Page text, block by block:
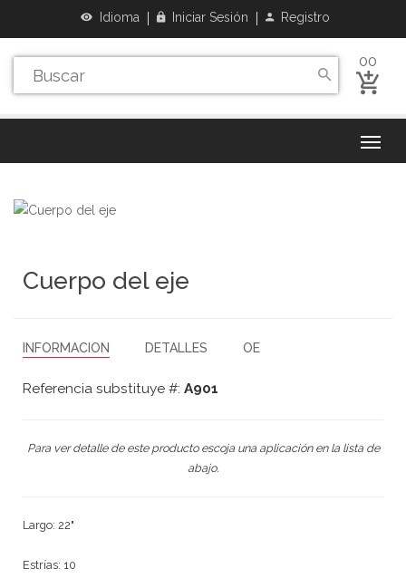
Idioma Iniciar Sesión Registro
00
Cuerpo del eje
INFORMACION DETALLES OE
Referencia substituye #: A901
Para ver detalle de este producto escoja una aplicación en la lista de
abajo.
Largo: 22"
Estrías: 10